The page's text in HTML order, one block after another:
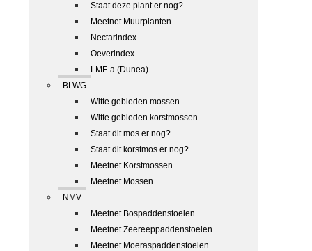
Staat deze plant er nog?
Meetnet Muurplanten
Nectarindex
Oeverindex
LMF-a (Dunea)
BLWG
Witte gebieden mossen
Witte gebieden korstmossen
Staat dit mos er nog?
Staat dit korstmos er nog?
Meetnet Korstmossen
Meetnet Mossen
NMV
Meetnet Bospaddenstoelen
Meetnet Zeereeppaddenstoelen
Meetnet Moeraspaddenstoelen